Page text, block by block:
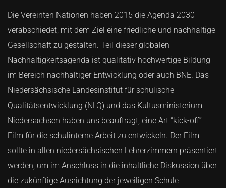
Die Vereinten Nationen haben 2015 die Agenda 2030
verabschiedet, mit dem Ziel eine friedliche und nachhaltige
Gesellschaft zu gestalten. Teil dieser globalen
Nachhaltigkeitsagenda ist qualitativ hochwertige Bildung
im Bereich nachhaltiger Entwicklung oder auch BNE. Das
Niedersächsische Landesinstitut für schulische
Qualitätsentwicklung (NLQ) und das Kultusministerium
Niedersachsen haben uns beauftragt, eine Art “kick-off”
Film für die schulinterne Arbeit zu entwickeln. Der Film
sollte in allen niedersächsischen Lehrerzimmern präsentiert
werden, um im Anschluss in die inhaltliche Diskussion über
die zukünftige Ausrichtung der jeweiligen Schule